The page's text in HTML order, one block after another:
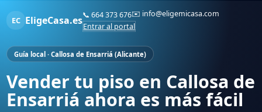
EC EligeCasa.es📞664 373 676✉️ info@eligemicasa.com
Entrar al portal
Guía local · Callosa de Ensarriá (Alicante)
Vender tu piso en Callosa de
Ensarriá ahora es más fácil